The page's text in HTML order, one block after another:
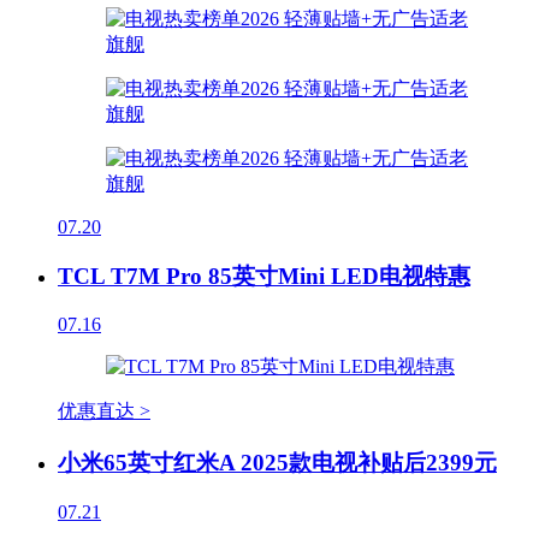
07.20
TCL T7M Pro 85英寸Mini LED电视特惠
07.16
优惠直达 >
小米65英寸红米A 2025款电视补贴后2399元
07.21